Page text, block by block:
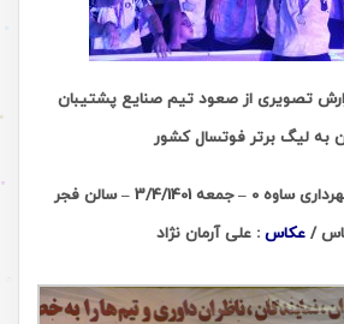
تصویری از صعود تیم صنایع پشتیبان
به لیگ برتر فوتسال کشور
– شهرداری ساوه 0 – جمعه 3/4/1401 – سالن فجر
/عکاس : علی آرمان نژاد